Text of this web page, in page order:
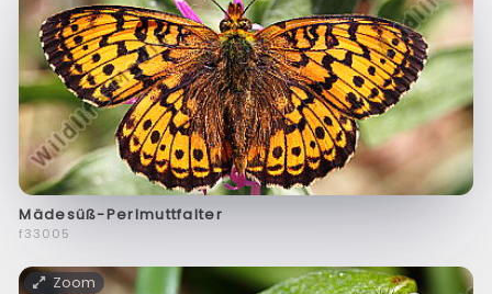
Mädesüß-Perlmuttfalter
f33005
Zoom